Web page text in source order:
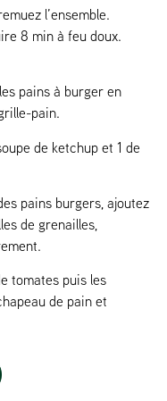
l’ensemble.
8 min à feu doux.
pains à burger en
pain.
de ketchup et 1 de
pains burgers, ajoutez
de grenailles,
tomates puis les
de pain et